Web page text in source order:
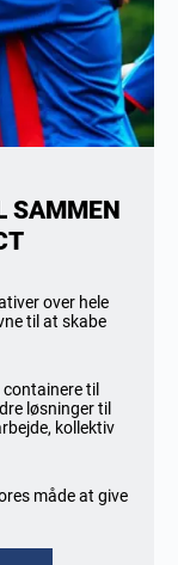
SAMMEN
over hele
til at skabe
til
løsninger til
kollektiv
måde at give